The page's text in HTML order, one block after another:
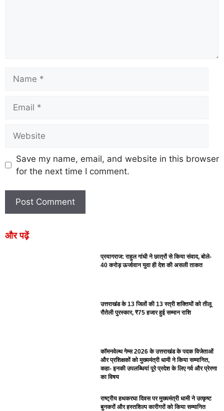
Save my name, email, and website in this browser
for the next time I comment.
और पढ़ें
प्रयागराज: राहुल गांधी ने छात्रों से किया संवाद, बोले-
40 करोड़ ऊर्जावान युवा ही देश की असली ताकत
उत्तराखंड के 13 जिलों की 13 स्त्री शक्तियों को तीलू
रौतेली पुरस्कार, ₹75 हजार हुई सम्मान राशि
कॉमनवेल्थ गेम्स 2026 के उत्तराखंड के पदक विजेताओं
और प्रशिक्षकों को मुख्यमंत्री धामी ने किया सम्मानित,
कहा- इनकी उपलब्धियां पूरे प्रदेश के लिए गर्व और प्रेरणा
का विषय
राष्ट्रीय हथकरघा दिवस पर मुख्यमंत्री धामी ने उत्कृष्ट
बुनकरों और हस्तशिल्प कारीगरों को किया सम्मानित